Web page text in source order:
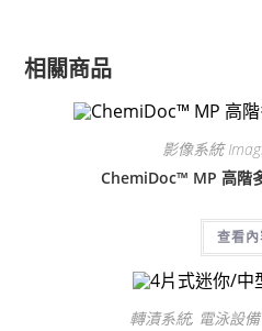
相關商品
影像系統
ChemiDoc™ MP 高階
查看內
轉漬系統, 電泳設